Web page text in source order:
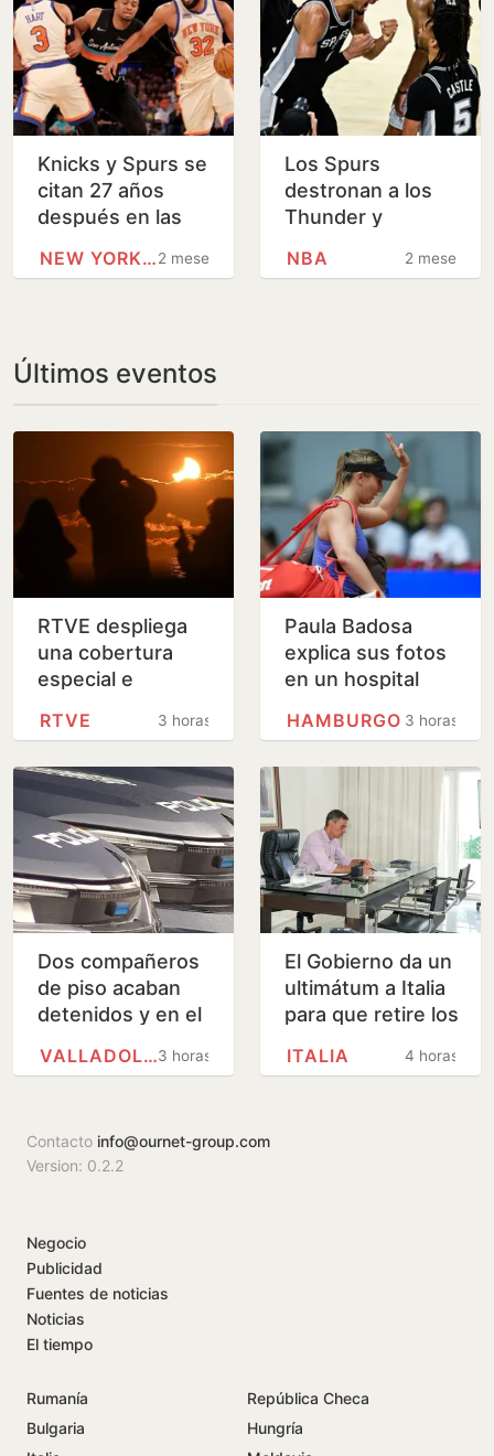
Knicks y Spurs se
citan 27 años
después en las
2 meses
NEW YORK KNICKS
Los Spurs
destronan a los
Thunder y
luchará por su2 meses
NBA
Últimos eventos
RTVE despliega
una cobertura
especial e
seguir el eclipse
agosto
3 horas
RTVE
Paula Badosa
explica sus fotos
en un hospital
3 horas
HAMBURGO
Dos compañeros
de piso acaban
detenidos y en el
agredirse con3 horas
VALLADOLID
El Gobierno da un
ultimátum a Italia
para que retire los
frontera a los4 horas
ITALIA
Contacto info@ournet-group.com
Version: 0.2.2
Negocio
Publicidad
Fuentes de noticias
Noticias
El tiempo
Rumanía
República Checa
Bulgaria
Hungría